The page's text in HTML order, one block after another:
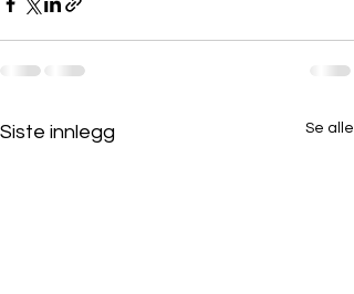
Siste innlegg Se alle